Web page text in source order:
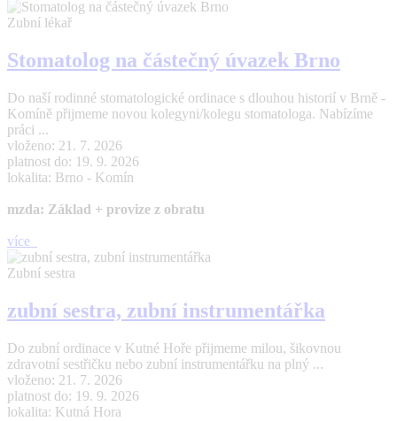
Zubní lékař
Stomatolog na částečný úvazek Brno
Do naší rodinné stomatologické ordinace s dlouhou historií v Brně -
Komíně přijmeme novou kolegyni/kolegu stomatologa. Nabízíme
práci ...
vloženo: 21. 7. 2026
platnost do: 19. 9. 2026
lokalita: Brno - Komín
mzda: Základ + provize z obratu
více
Zubní sestra
zubní sestra, zubní instrumentářka
Do zubní ordinace v Kutné Hoře přijmeme milou, šikovnou
zdravotní sestřičku nebo zubní instrumentářku na plný ...
vloženo: 21. 7. 2026
platnost do: 19. 9. 2026
lokalita: Kutná Hora